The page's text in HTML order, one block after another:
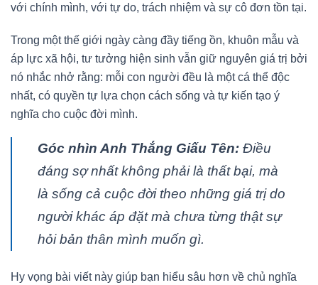
với chính mình, với tự do, trách nhiệm và sự cô đơn tồn tại.
Trong một thế giới ngày càng đầy tiếng ồn, khuôn mẫu và
áp lực xã hội, tư tưởng hiện sinh vẫn giữ nguyên giá trị bởi
nó nhắc nhở rằng: mỗi con người đều là một cá thể độc
nhất, có quyền tự lựa chọn cách sống và tự kiến tạo ý
nghĩa cho cuộc đời mình.
Góc nhìn Anh Thắng Giấu Tên:Điều
đáng sợ nhất không phải là thất bại, mà
là sống cả cuộc đời theo những giá trị do
người khác áp đặt mà chưa từng thật sự
hỏi bản thân mình muốn gì.
Hy vọng bài viết này giúp bạn hiểu sâu hơn về chủ nghĩa